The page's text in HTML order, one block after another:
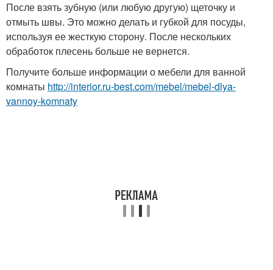
После взять зубную (или любую другую) щеточку и
отмыть швы. Это можно делать и губкой для посуды,
используя ее жесткую сторону. После нескольких
обработок плесень больше не вернется.
Получите больше информации о мебели для ванной
комнаты http://interior.ru-best.com/mebel/mebel-dlya-
vannoy-komnaty